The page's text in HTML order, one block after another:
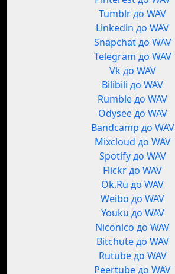
Tumblr до WAV
Linkedin до WAV
Snapchat до WAV
Telegram до WAV
Vk до WAV
Bilibili до WAV
Rumble до WAV
Odysee до WAV
Bandcamp до WAV
Mixcloud до WAV
Spotify до WAV
Flickr до WAV
Ok.Ru до WAV
Weibo до WAV
Youku до WAV
Niconico до WAV
Bitchute до WAV
Rutube до WAV
Peertube до WAV